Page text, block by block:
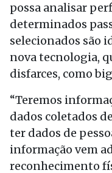
possa analisar
determinados
selecionados são
nova tecnologia,
disfarces, como
“Teremos
dados coletados
ter dados de
informação vem
reconhecimento